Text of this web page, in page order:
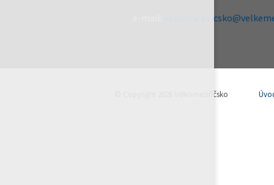
© Copyright 2026 Velkomeziříčsko